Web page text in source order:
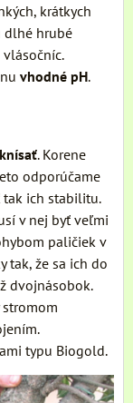
krátkych
dlhé hrubé
vhodné pH.
. Korene
odporúčame
ich stabilitu.
v nej byť veľmi
paličiek v
tak, že sa ich do
dvojnásobok.
stromom
typu Biogold.